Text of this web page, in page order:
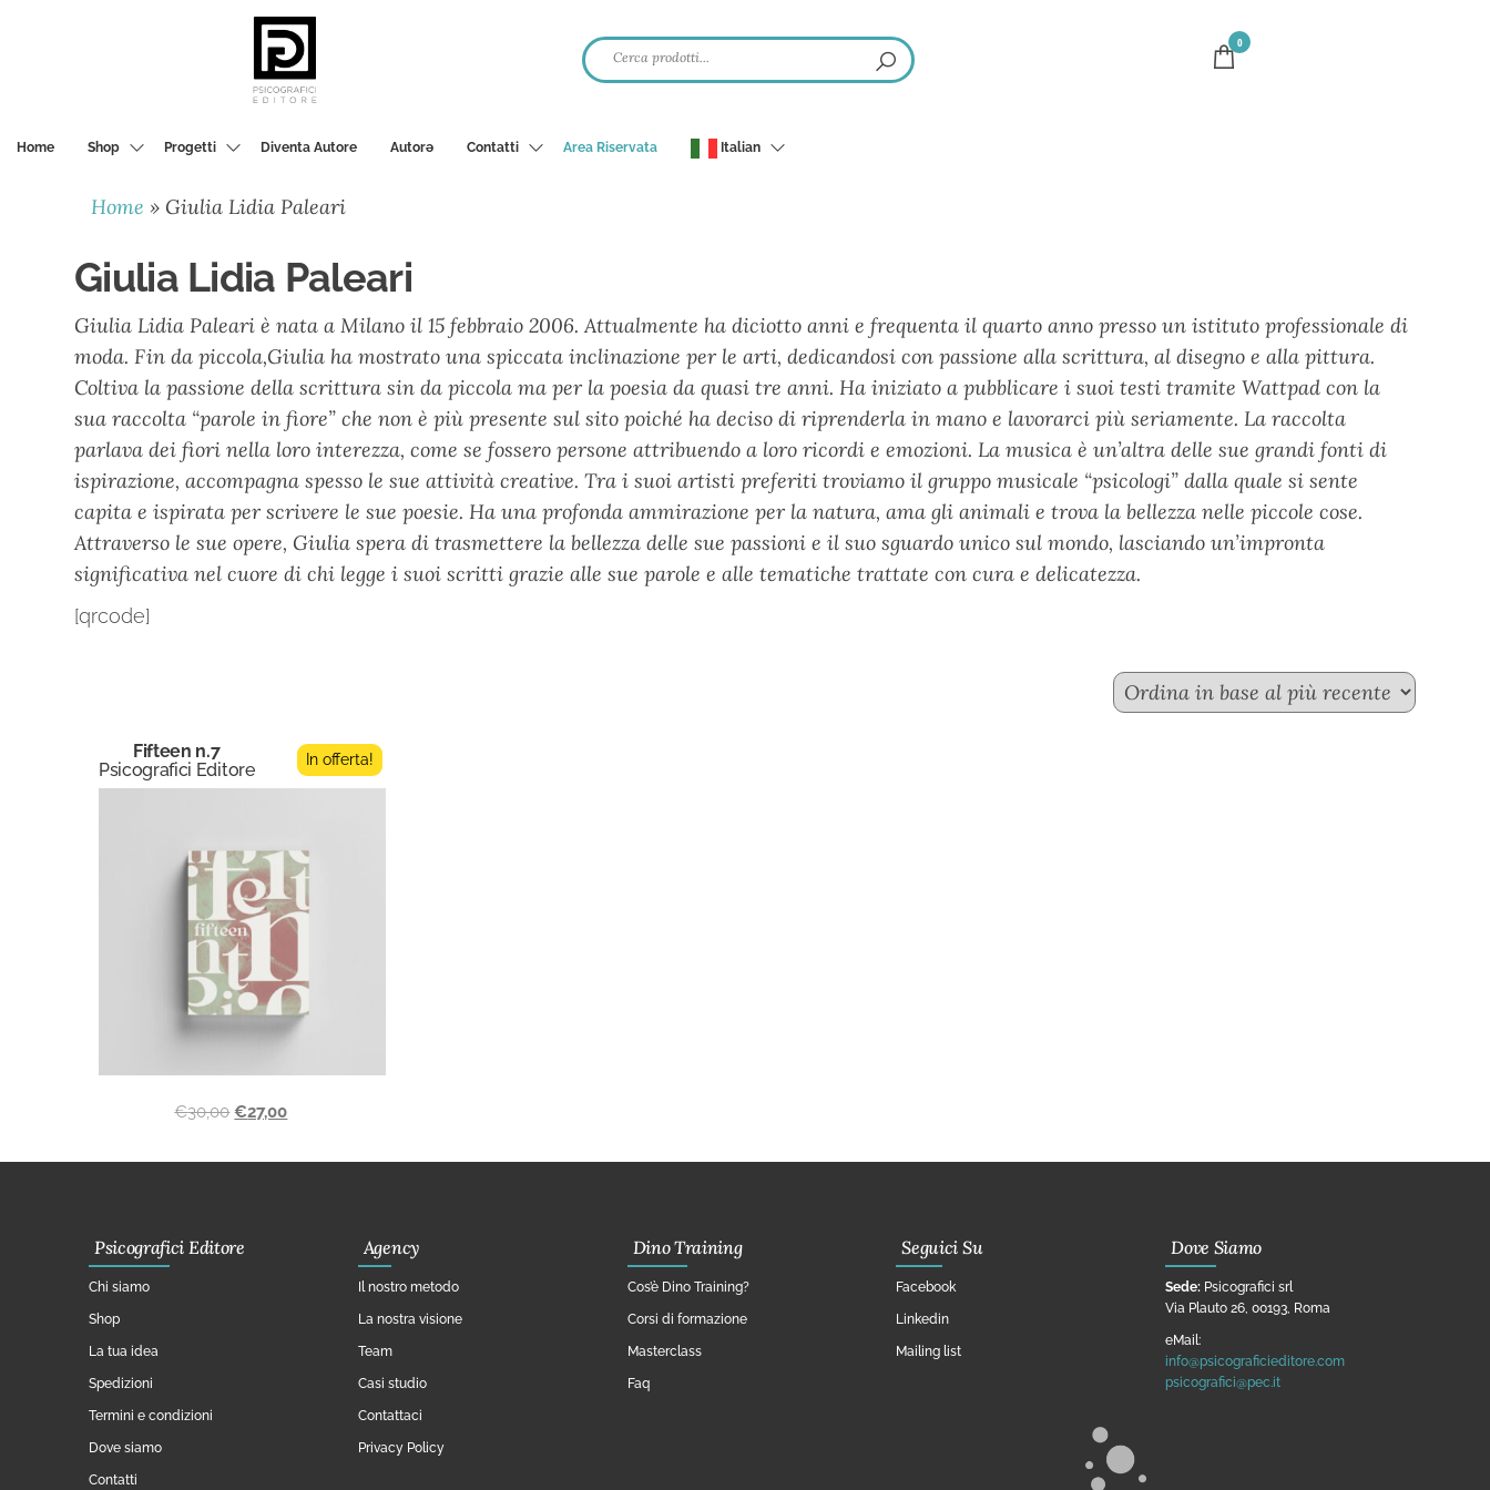
0
Home Shop Progetti Diventa Autore Autorә Contatti Area Riservata Italian
Home » Giulia Lidia Paleari
Giulia Lidia Paleari
Giulia Lidia Paleari è nata a Milano il 15 febbraio 2006. Attualmente ha diciotto anni e frequenta il quarto anno presso un istituto professionale di
moda. Fin da piccola,Giulia ha mostrato una spiccata inclinazione per le arti, dedicandosi con passione alla scrittura, al disegno e alla pittura.
Coltiva la passione della scrittura sin da piccola ma per la poesia da quasi tre anni. Ha iniziato a pubblicare i suoi testi tramite Wattpad con la
sua raccolta “parole in fiore” che non è più presente sul sito poiché ha deciso di riprenderla in mano e lavorarci più seriamente. La raccolta
parlava dei fiori nella loro interezza, come se fossero persone attribuendo a loro ricordi e emozioni. La musica è un’altra delle sue grandi fonti di
ispirazione, accompagna spesso le sue attività creative. Tra i suoi artisti preferiti troviamo il gruppo musicale “psicologi” dalla quale si sente
capita e ispirata per scrivere le sue poesie. Ha una profonda ammirazione per la natura, ama gli animali e trova la bellezza nelle piccole cose.
Attraverso le sue opere, Giulia spera di trasmettere la bellezza delle sue passioni e il suo sguardo unico sul mondo, lasciando un’impronta
significativa nel cuore di chi legge i suoi scritti grazie alle sue parole e alle tematiche trattate con cura e delicatezza.
[qrcode]
Fifteen n.7
Psicografici Editore
In offerta!
€30,00 €27,00
Psicografici Editore
Chi siamo
Shop
La tua idea
Spedizioni
Termini e condizioni
Dove siamo
Contatti
Agency
Il nostro metodo
La nostra visione
Team
Casi studio
Contattaci
Privacy Policy
Dino Training
Cos’è Dino Training?
Corsi di formazione
Masterclass
Faq
Seguici Su
Facebook
Linkedin
Mailing list
Dove Siamo
Sede: Psicografici srl
Via Plauto 26, 00193, Roma
eMail:
info@psicograficieditore.com
psicografici@pec.it